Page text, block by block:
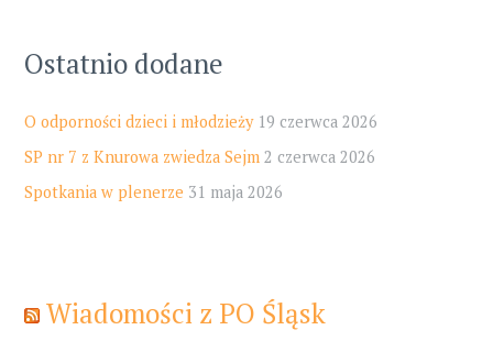
Ostatnio dodane
O odporności dzieci i młodzieży 19 czerwca 2026
SP nr 7 z Knurowa zwiedza Sejm 2 czerwca 2026
Spotkania w plenerze 31 maja 2026
Wiadomości z PO Śląsk